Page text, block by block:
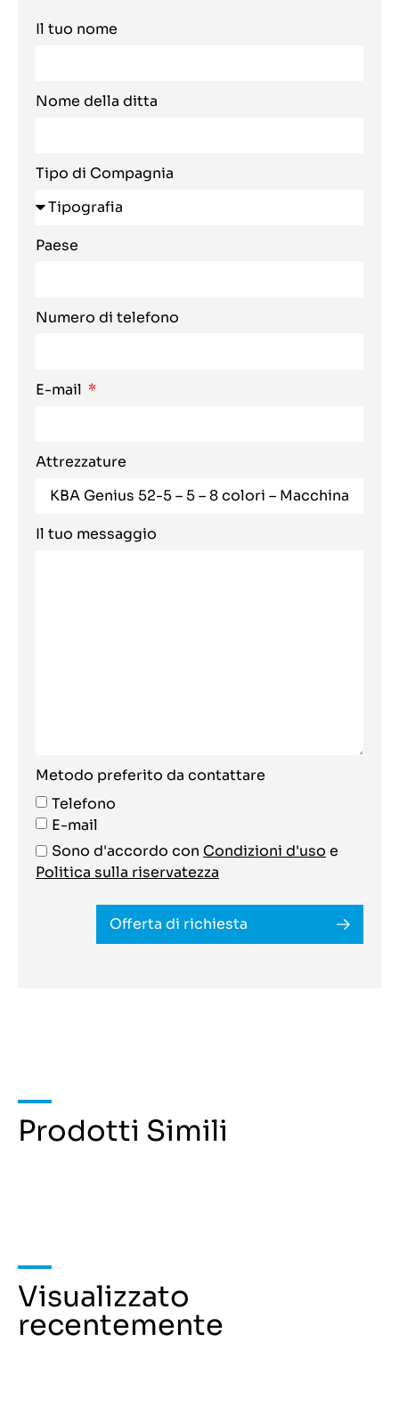
Il tuo nome
Nome della ditta
Tipo di Compagnia
Paese
Numero di telefono
E-mail
Attrezzature
Il tuo messaggio
Metodo preferito da contattare
Telefono
E-mail
Sono d'accordo con Condizioni d'uso e
Politica sulla riservatezza
Offerta di richiesta
Prodotti Simili
Visualizzato
recentemente